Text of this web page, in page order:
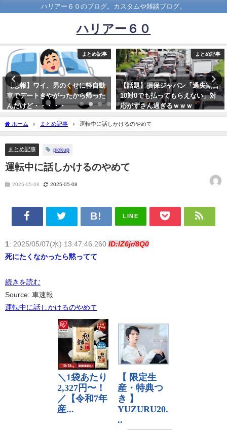
ハリアー６０のブログ。カスタムや雑談ブログ。
ハリアー６０
まとめ記事
に軽自動
ら帰った
まとめ記事
【話題】損保ジャパン「過失割合
10対0でも払ってもらえない」対
応がずさん過ぎるｗｗｗ
煽り運転ダメって言う
やけど
2018-11-22
ホーム まとめ記事 運転中に話しかけるのやめて
まとめ記事 pickup
運転中に話しかけるのやめて
2025-05-08 2025-05-08
LINE
1: 2025/05/07(水) 13:47:46.260 ID:lZ6jr/8Q0
死にたくなかったら黙ってて
続きを読む
Source: 車速報
運転中に話しかけるのやめて